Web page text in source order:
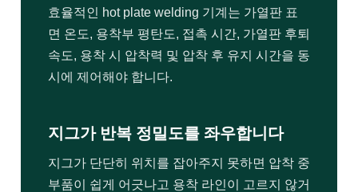
효율적인 hot plate welding 기계는 가열판 표
면 온도, 용착부 평탄도, 접촉 시간, 가열판 후퇴
속도, 용착 시 압착력 및 압착 후 유지 시간을 동
시에 제어해야 합니다.
지그가 반복 정밀도를 좌우합니다
지그가 단단히 위치를 잡아주지 못하면 압착 중
부품이 쉽게 어긋나고 용착 라인이 고르지 않거